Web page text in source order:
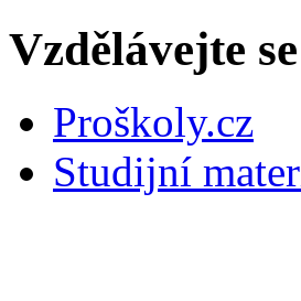
Vzdělávejte se
Proškoly.cz
Studijní